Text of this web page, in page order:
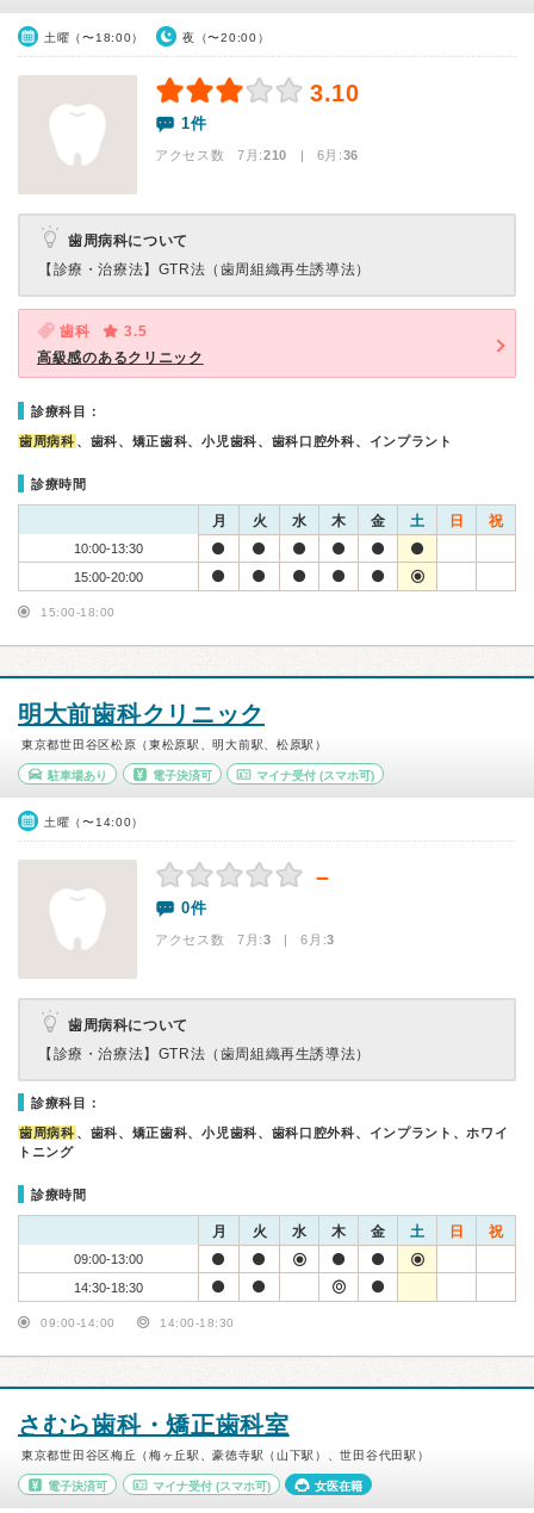
土曜（〜18:00） 夜（〜20:00）
3.10
1件
アクセス数 7月:210 | 6月:36
歯周病科について
【診療・治療法】 GTR法（歯周組織再生誘導法）
歯科
3.5
高級感のあるクリニック
診療科目：
歯周病科 、歯科、矯正歯科、小児歯科、歯科口腔外科、インプラント
診療時間
月 火 水 木 金 土 日 祝
10:00-13:30
15:00-20:00
15:00-18:00
明大前歯科クリニック
東京都世田谷区松原（東松原駅、明大前駅、松原駅）
駐車場あり 電子決済可 マイナ受付 (スマホ可)
土曜（〜14:00）
－
0件
アクセス数 7月:3 | 6月:3
歯周病科について
【診療・治療法】 GTR法（歯周組織再生誘導法）
診療科目：
歯周病科 、歯科、矯正歯科、小児歯科、歯科口腔外科、インプラント、ホワイ
トニング
診療時間
月 火 水 木 金 土 日 祝
09:00-13:00
14:30-18:30
09:00-14:00 14:00-18:30
さむら歯科・矯正歯科室
東京都世田谷区梅丘（梅ヶ丘駅、豪徳寺駅（山下駅）、世田谷代田駅）
電子決済可 マイナ受付(スマホ可) 女医在籍